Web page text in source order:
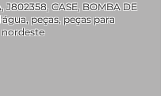
J802358, CASE, BOMBA DE
peças, peças para